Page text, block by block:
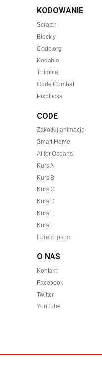
KODOWANIE
Scratch
Blockly
Code.org
Kodable
Thimble
Code Combat
Pixblocks
CODE
Zakoduj animację
Smart Home
AI for Oceans
Kurs A
Kurs B
Kurs C
Kurs D
Kurs E
Kurs F
Lorem ipsum
O NAS
Kontakt
Facebook
Twitter
YouTube